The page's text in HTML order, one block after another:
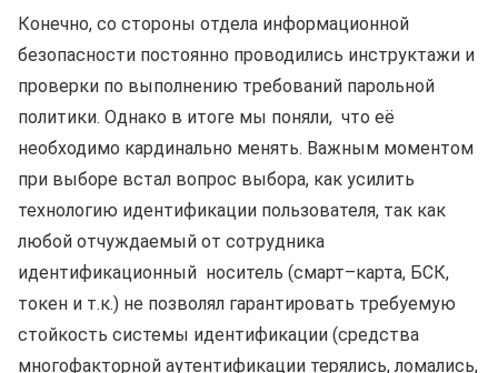
Конечно, со стороны отдела информационной
безопасности постоянно проводились инструктажи и
проверки по выполнению требований парольной
политики. Однако в итоге мы поняли, что её
необходимо кардинально менять. Важным моментом
при выборе встал вопрос выбора, как усилить
технологию идентификации пользователя, так как
любой отчуждаемый от сотрудника
идентификационный носитель (смарт–карта, БСК,
токен и т.к.) не позволял гарантировать требуемую
стойкость системы идентификации (средства
многофакторной аутентификации терялись, ломались,